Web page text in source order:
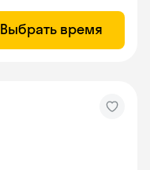
Выбрать время